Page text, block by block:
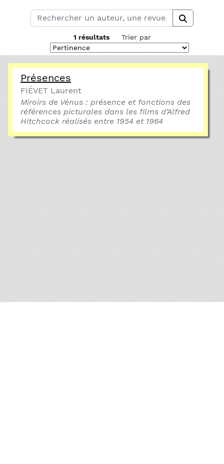
1 résultats Trier par
Présences
FIÉVET Laurent
Miroirs de Vénus : présence et fonctions des
références picturales dans les films d’Alfred
Hitchcock réalisés entre 1954 et 1964